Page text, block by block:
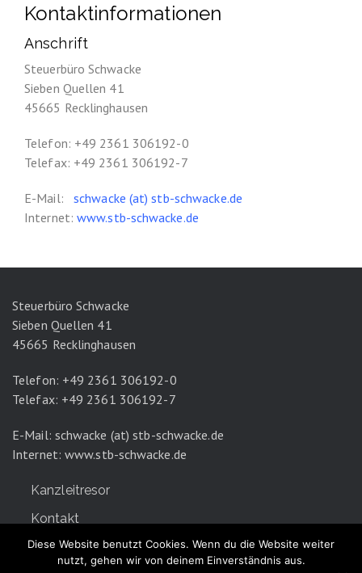
Kontaktinformationen
Anschrift
Steuerbüro Schwacke
Sieben Quellen 41
45665 Recklinghausen
Telefon: +49 2361 306192-0
Telefax: +49 2361 306192-7
E-Mail: schwacke (at) stb-schwacke.de
Internet: www.stb-schwacke.de
Steuerbüro Schwacke
Sieben Quellen 41
45665 Recklinghausen
Telefon: +49 2361 306192-0
Telefax: +49 2361 306192-7
E-Mail: schwacke (at) stb-schwacke.de
Internet: www.stb-schwacke.de
Kanzleitresor
Kontakt
Datenschutz
Diese Website benutzt Cookies. Wenn du die Website weiter
nutzt, gehen wir von deinem Einverständnis aus.